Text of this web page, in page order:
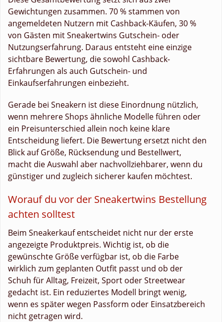
Gewichtungen zusammen. 70 % stammen von
angemeldeten Nutzern mit Cashback-Käufen, 30 %
von Gästen mit Sneakertwins Gutschein- oder
Nutzungserfahrung. Daraus entsteht eine einzige
sichtbare Bewertung, die sowohl Cashback-
Erfahrungen als auch Gutschein- und
Einkaufserfahrungen einbezieht.
Gerade bei Sneakern ist diese Einordnung nützlich,
wenn mehrere Shops ähnliche Modelle führen oder
ein Preisunterschied allein noch keine klare
Entscheidung liefert. Die Bewertung ersetzt nicht den
Blick auf Größe, Rücksendung und Bestellwert,
macht die Auswahl aber nachvollziehbarer, wenn du
günstiger und zugleich sicherer kaufen möchtest.
Worauf du vor der Sneakertwins Bestellung
achten solltest
Beim Sneakerkauf entscheidet nicht nur der erste
angezeigte Produktpreis. Wichtig ist, ob die
gewünschte Größe verfügbar ist, ob die Farbe
wirklich zum geplanten Outfit passt und ob der
Schuh für Alltag, Freizeit, Sport oder Streetwear
gedacht ist. Ein reduziertes Modell bringt wenig,
wenn es später wegen Passform oder Einsatzbereich
nicht getragen wird.